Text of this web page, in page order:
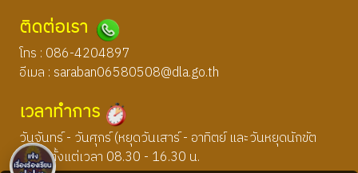
ติดต่อเรา
โทร : 086-4204897
อีเมล : saraban06580508@dla.go.th
เวลาทำการ
วันจันทร์ - วันศุกร์ (หยุดวันเสาร์ - อาทิตย์ และวันหยุดนักขัต
ฤกษ์) ตั้งแต่เวลา 08.30 - 16.30 น.